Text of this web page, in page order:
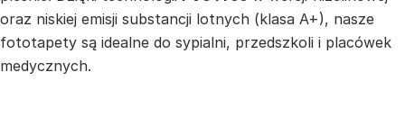
oraz niskiej emisji substancji lotnych (klasa A+), nasze
fototapety są idealne do sypialni, przedszkoli i placówek
medycznych.